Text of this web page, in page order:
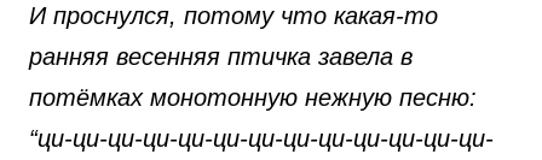
И проснулся, потому что какая-то
ранняя весенняя птичка завела в
потёмках монотонную нежную песню:
“ци-ци-ци-ци-ци-ци-ци-ци-ци-ци-ци-ци-ци-